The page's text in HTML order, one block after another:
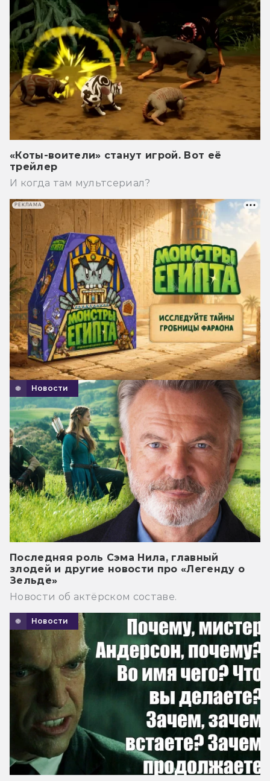
«Коты-воители» станут игрой. Вот её
трейлер
И когда там мультсериал?
Новости
Последняя роль Сэма Нила, главный
злодей и другие новости про «Легенду о
Зельде»
Новости об актёрском составе.
Новости
РЕКЛАМА